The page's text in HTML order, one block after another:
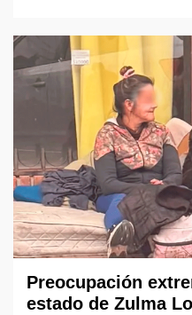
Preocupación
estado de Zulma